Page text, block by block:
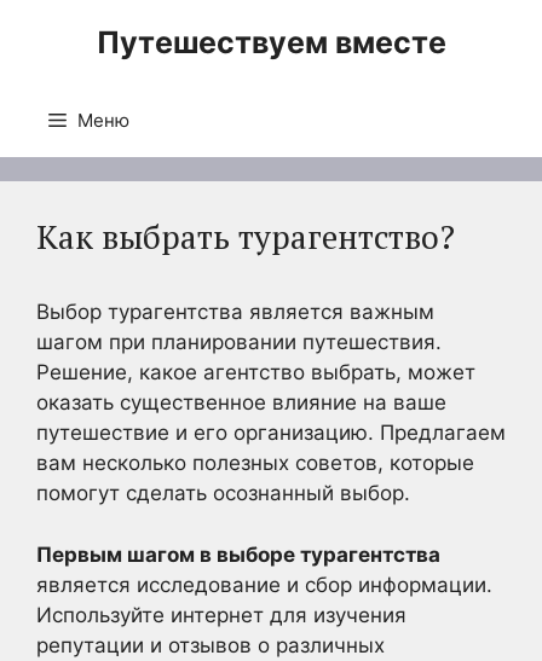
Путешествуем вместе
Меню
Как выбрать турагентство?
Выбор турагентства является важным
шагом при планировании путешествия.
Решение, какое агентство выбрать, может
оказать существенное влияние на ваше
путешествие и его организацию. Предлагаем
вам несколько полезных советов, которые
помогут сделать осознанный выбор.
Первым шагом в выборе турагентства
является исследование и сбор информации.
Используйте интернет для изучения
репутации и отзывов о различных